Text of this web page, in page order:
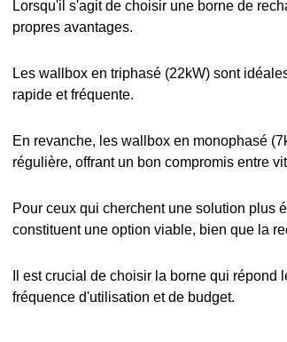
Lorsqu'il s'agit de choisir une borne de
propres avantages.
Les wallbox en triphasé (22kW) sont
rapide et fréquente.
En revanche, les wallbox en monophasé
régulière, offrant un bon compromis entre
Pour ceux qui cherchent une solution plus
constituent une option viable, bien que la
Il est crucial de choisir la borne qui
fréquence d'utilisation et de budget.